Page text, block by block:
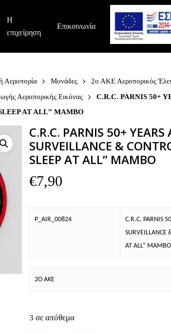
Η
επιχείρηση
Επικοινωνία
Αεροπορία Μονάδες
2ο ΑΚΕ Αεροπορικός
Αεροπορικής Εικόνας
C.R.C. PARNIS 50+
AT ALL” MAMBO
C.R.C. PARNIS 50+ YEARS
SURVEILLANCE &
SLEEP AT ALL” MAMBO
€7,90
P_AIR_00824
C.R.C. PARNIS
SURVEILLANCE
AT ALL” MAMBO
2Ο ΑΚΕ
3 σε απόθεμα